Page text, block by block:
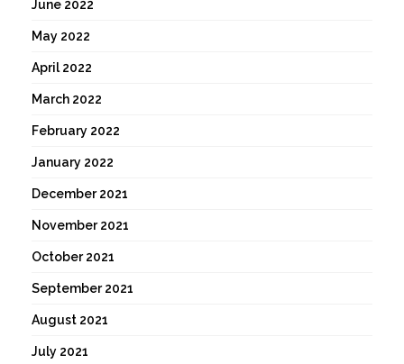
June 2022
May 2022
April 2022
March 2022
February 2022
January 2022
December 2021
November 2021
October 2021
September 2021
August 2021
July 2021